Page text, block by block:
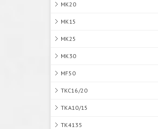
MK20
MK15
MK25
MK30
MF50
TKC16/20
TKA10/15
TK4135